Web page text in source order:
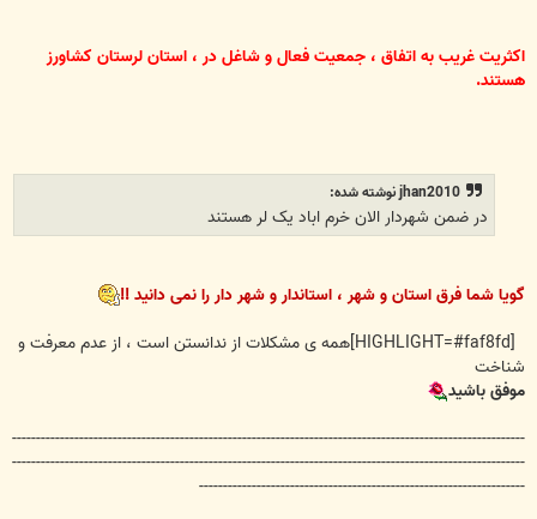
اکثریت غریب به اتفاق ، جمعیت فعال و شاغل در ، استان لرستان کشاورز
هستند.
jhan2010 نوشته شده:
در ضمن شهردار الان خرم اباد یک لر هستند
گویا شما فرق استان و شهر ، استاندار و شهر دار را نمی دانید !!
[HIGHLIGHT=#faf8fd]همه ی مشکلات از ندانستن است ، از عدم معرفت و
شناخت
موفق باشید
-----------------------------------------------------------------------------------------------------------
-----------------------------------------------------------------------------------------------------------
--------------------------------------------------------------------